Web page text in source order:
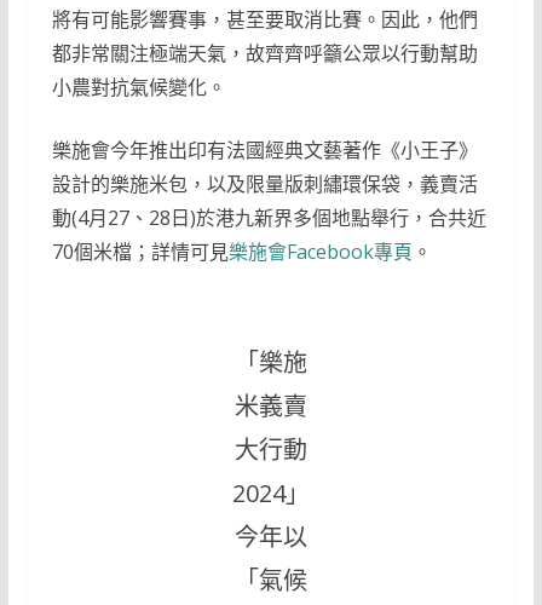
將有可能影響賽事，甚至要取消比賽。因此，他們
都非常關注極端天氣，故齊齊呼籲公眾以行動幫助
小農對抗氣候變化。
樂施會今年推出印有法國經典文藝著作《小王子》
設計的樂施米包，以及限量版刺繡環保袋，義賣活
動(4月27、28日)於港九新界多個地點舉行，合共近
70個米檔；詳情可見樂施會Facebook專頁 。
「樂施
米義賣
大行動
2024」
今年以
「氣候